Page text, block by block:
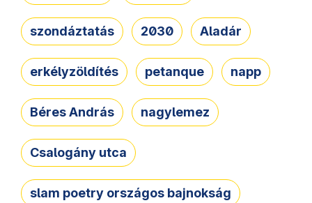
szondáztatás 2030 Aladár
erkélyzöldítés petanque napp
Béres András nagylemez
Csalogány utca
slam poetry országos bajnokság